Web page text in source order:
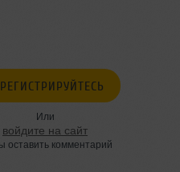
Или
войдите на сайт
оставить комментарий